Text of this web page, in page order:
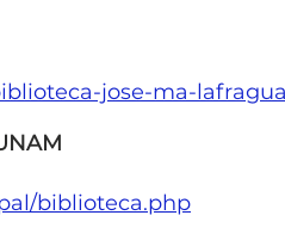
jose-ma-lafragua
biblioteca.php